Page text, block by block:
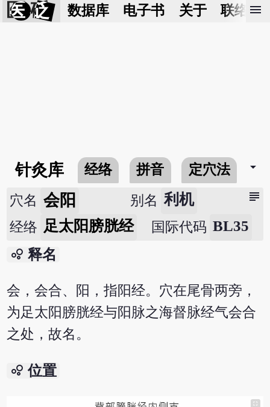
医 砭 数据库 电子书 关于 联络我
menu
针灸库 经络 拼音 定穴法 arrow_drop_down
subject
穴名 会阳 别名 利机
经络 足太阳膀胱经 国际代码 BL35
bubble_chart 释名
会，会合、阳，指阳经。穴在尾骨两旁，
为足太阳膀胱经与阳脉之海督脉经气会合
之处，故名。
bubble_chart 位置